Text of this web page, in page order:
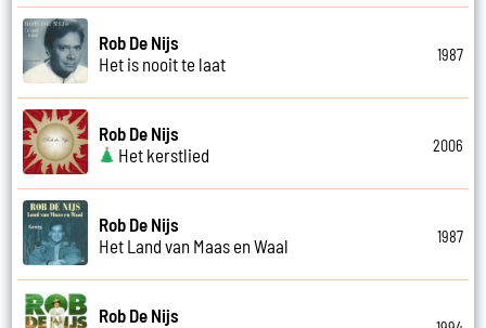
Rob De Nijs
Het is nooit te laat
1987
Rob De Nijs
Het kerstlied
2006
Rob De Nijs
Het Land van Maas en Waal
1987
Rob De Nijs